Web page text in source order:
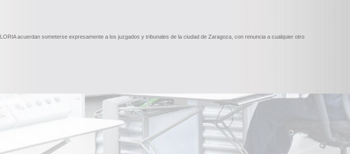
acuerdan someterse expresamente a los juzgados y tribunales de la ciudad de Zaragoza, con renuncia a cualquier otro